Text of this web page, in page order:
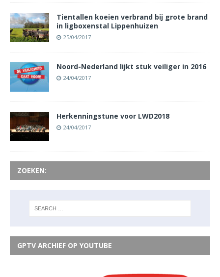
Tientallen koeien verbrand bij grote brand
in ligboxenstal Lippenhuizen
25/04/2017
Noord-Nederland lijkt stuk veiliger in 2016
24/04/2017
Herkenningstune voor LWD2018
24/04/2017
ZOEKEN:
GPTV ARCHIEF OP YOUTUBE